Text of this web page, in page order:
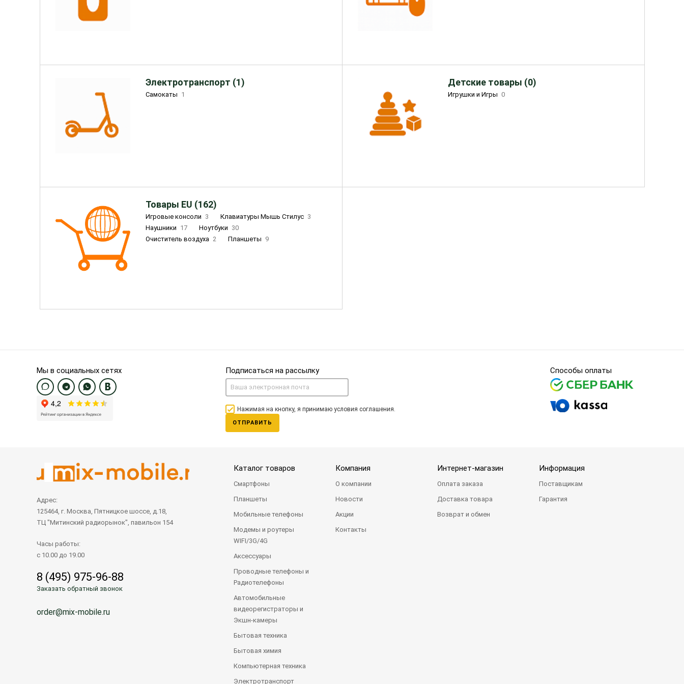
Электротранспорт (1)
Самокаты 1
Детские товары (0)
Игрушки и Игры 0
Товары EU (162)
Игровые консоли 3 Клавиатуры Мышь Стилус 3
Наушники 17 Ноутбуки 30
Очиститель воздуха 2 Планшеты 9
Мы в социальных сетях Подписаться на рассылку
Нажимая на кнопку, я принимаю условия соглашения.
ОТПРАВИТЬ
Способы оплаты
Адрес:
125464, г. Москва, Пятницкое шоссе, д.18,
ТЦ "Митинский радиорынок", павильон 154
Часы работы:
с 10.00 до 19.00
8 (495) 975-96-88
Заказать обратный звонок
order@mix-mobile.ru
Каталог товаров
Смартфоны
Планшеты
Мобильные телефоны
Модемы и роутеры
WIFI/3G/4G
Аксессуары
Проводные телефоны и
Радиотелефоны
Автомобильные
видеорегистраторы и
Экшн-камеры
Бытовая техника
Бытовая химия
Компьютерная техника
Электротранспорт
Компания
О компании
Новости
Акции
Контакты
Интернет-магазин
Оплата заказа
Доставка товара
Возврат и обмен
Информация
Поставщикам
Гарантия